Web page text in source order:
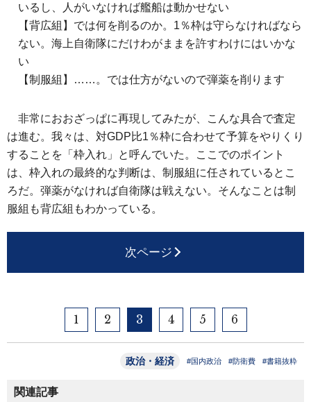
いるし、人がいなければ艦船は動かせない
【背広組】では何を削るのか。1％枠は守らなければなら
ない。海上自衛隊にだけわがままを許すわけにはいかな
い
【制服組】……。では仕方がないので弾薬を削ります
非常におおざっぱに再現してみたが、こんな具合で査定
は進む。我々は、対GDP比1％枠に合わせて予算をやりくり
することを「枠入れ」と呼んでいた。ここでのポイント
は、枠入れの最終的な判断は、制服組に任されているとこ
ろだ。弾薬がなければ自衛隊は戦えない。そんなことは制
服組も背広組もわかっている。
次ページ
1 2 3 4 5 6
政治・経済 #国内政治 #防衛費 #書籍抜粋
関連記事